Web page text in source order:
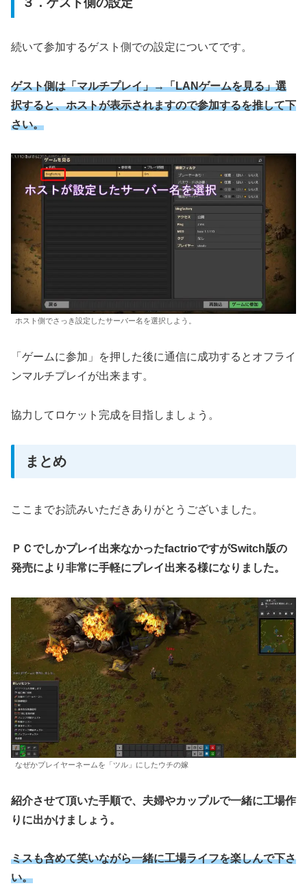
続いて参加するゲスト側での設定についてです。
ゲスト側は「マルチプレイ」→「LANゲームを見る」選
択すると、ホストが表示されますので参加するを推して下
さい。
ホスト側でさっき設定したサーバー名を選択しよう。
「ゲームに参加」を押した後に通信に成功するとオフライ
ンマルチプレイが出来ます。
協力してロケット完成を目指しましょう。
まとめ
ここまでお読みいただきありがとうございました。
ＰＣでしかプレイ出来なかったfactrioですがSwitch版の
発売により非常に手軽にプレイ出来る様になりました。
なぜかプレイヤーネームを「ツル」にしたウチの嫁
紹介させて頂いた手順で、夫婦やカップルで一緒に工場作
りに出かけましょう。
ミスも含めて笑いながら一緒に工場ライフを楽しんで下さ
い。